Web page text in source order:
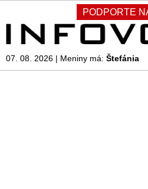
PODPORTE
07. 08. 2026 | Meniny má: Štefánia